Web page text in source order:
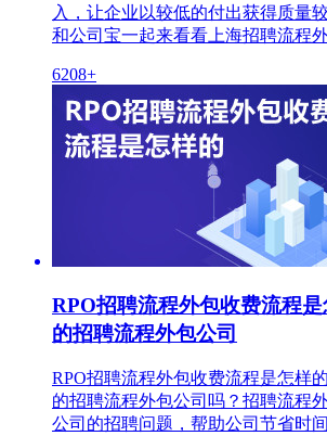
入，让企业以较低的付出获得质量
和公司宝一起来看看上海招聘流程
6208+
RPO招聘流程外包收费流程
的招聘流程外包公司
RPO招聘流程外包收费流程是怎样
的招聘流程外包公司吗？招聘流程
公司的招聘问题，帮助公司节省时